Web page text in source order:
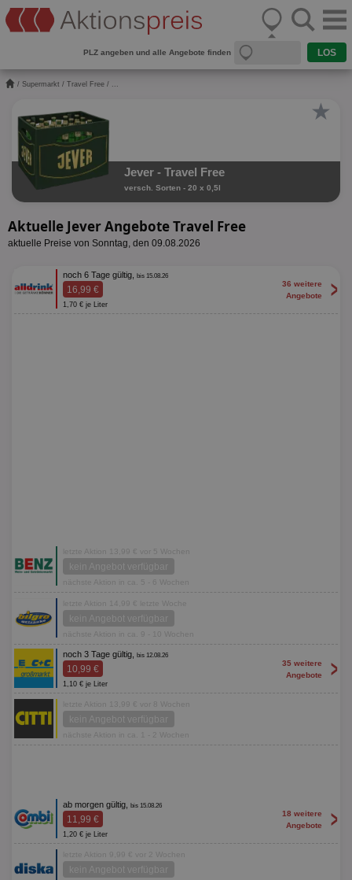
PLZ angeben und alle Angebote finden
/ Supermarkt / Travel Free / ...
★
Jever - Travel Free
versch. Sorten - 20 x 0,5l
Aktuelle Jever Angebote Travel Free
aktuelle Preise von Sonntag, den 09.08.2026
noch 6 Tage gültig, bis 15.08.26
16,99 €
1,70 € je Liter
36 weitere
Angebote
>
letzte Aktion 13,99 € vor 5 Wochen
kein Angebot verfügbar
nächste Aktion in ca. 5 - 6 Wochen
letzte Aktion 14,99 € letzte Woche
kein Angebot verfügbar
nächste Aktion in ca. 9 - 10 Wochen
noch 3 Tage gültig, bis 12.08.26
10,99 €
1,10 € je Liter
35 weitere
Angebote
>
letzte Aktion 13,99 € vor 8 Wochen
kein Angebot verfügbar
nächste Aktion in ca. 1 - 2 Wochen
ab morgen gültig, bis 15.08.26
11,99 €
1,20 € je Liter
18 weitere
Angebote
>
letzte Aktion 9,99 € vor 2 Wochen
kein Angebot verfügbar